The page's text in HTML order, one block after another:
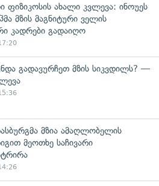
ფიზიკოსის ახალი კვლევა: ინოუეს
მზის მაგნიტური ველის
კადრები გადაიღო
გადავურჩეთ მზის სიკვდილს? —
მზია ამაღლობელის
მეოთხე საჩივარი